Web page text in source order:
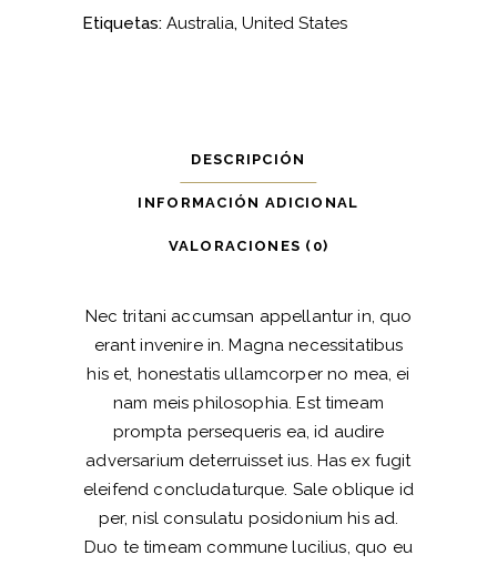
Etiquetas: Australia, United States
DESCRIPCIÓN
INFORMACIÓN ADICIONAL
VALORACIONES (0)
Nec tritani accumsan appellantur in, quo
erant invenire in. Magna necessitatibus
his et, honestatis ullamcorper no mea, ei
nam meis philosophia. Est timeam
prompta persequeris ea, id audire
adversarium deterruisset ius. Has ex fugit
eleifend concludaturque. Sale oblique id
per, nisl consulatu posidonium his ad.
Duo te timeam commune lucilius, quo eu